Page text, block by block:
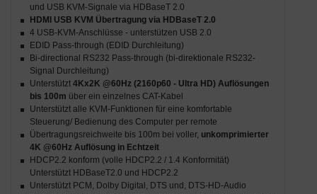
und USB KVM-Signale via HDBaseT 2.0
HDMI USB KVM Übertragung via HDBaseT 2.0
4 USB-KVM-Anschlüsse - unterstützen USB 2.0
EDID Pass-through (EDID Durchleitung)
Bi-directional RS232 Pass-through (bi-direktionale RS232-
Signal Durchleitung)
Unterstützt 4Kx2K @60Hz (2160p60 - Ultra HD) Auflösungen
bis 100m über ein einzelnes CAT-Kabel
Unterstützt alle KVM-Funktionen für eine komfortable
Steuerung/ Bedienung des Computer per remote
Übertragungsreichweite bis 100m bei voller, unkomprimierter
4K @60Hz Auflösung in Echtzeit
HDCP2.2 konform (volle HDCP2.2 / 1.4 Konformität)
Unterstützt HDBaseT2.0 und HDCP2.2
Unterstützt PCM, Dolby Digital, DTS und, DTS-HD-Audio